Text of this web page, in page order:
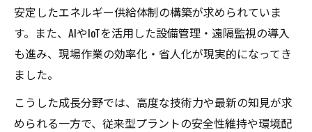
燃料供給とプラント工事を両立する実践例
安定したエネルギー供給体制の構築が求められていま
す。また、AIやIoTを活用した設備管理・遠隔監視の導入
も進み、現場作業の効率化・省人化が現実的になってき
ました。
こうした成長分野では、高度な技術力や最新の知見が求
められる一方で、従来型プラントの安全性維持や環境配